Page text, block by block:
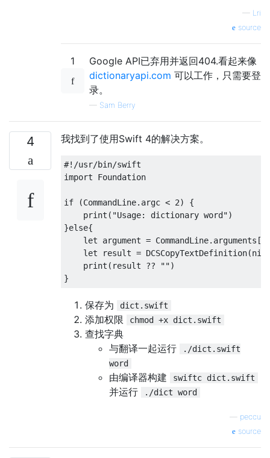
— Lri
source
1
Google API已弃用并返回404.看起来像
dictionaryapi.com 可以工作，只需要登
录。
— Sam Berry
4 我找到了使用Swift 4的解决方案。
#!/usr/bin/swift
import Foundation
if (CommandLine.argc < 2) {
    print("Usage: dictionary word")
}else{
let argument =
let result =
    print(result ?? "")
保存为 dict.swift
添加权限 chmod +x dict.swift
查找字典
与翻译一起运行
./dict.swift
word
由编译器构建 swiftc dict.swift
并运行 ./dict word
peccu
source